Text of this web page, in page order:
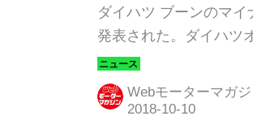
ダイハツ ブーンのマイ
発表された。ダイハツ
「スタイル」が設定さ
ト。ダイハツ ブーン／
はダイハツ工業の本社
Webモーターマガ